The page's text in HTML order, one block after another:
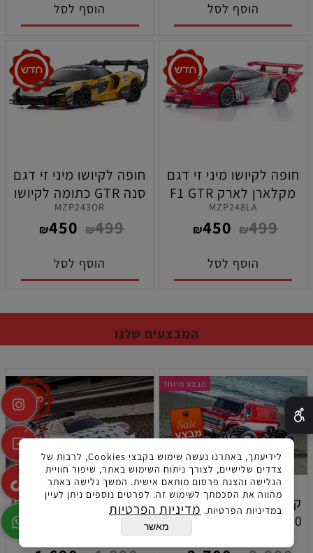
הוסף לסל הוסף לסל
חופה לקיושו מיני זי דגם
מקלארן לארק F1 GTR
LM 1997 לקיושו מיני זי
2X4
MZP248LA
₪499
₪450
הוסף לסל
חופה לקיושו מיני זי דגם
סנה GTR כתומה לקיושו
MZP243OR
₪499
₪450
הוסף לסל
המבצעים שלנו
מבצע מיוחד
קיושו מאד ואן בראשלס -
1/10 4X4 מאנסטר טראק
חשמלית מוכנה לנסיעה (
קיושו פייזר MK2 FZ02-D
1/10 כביש חשמלית דגם
טויוטה סופרה A80 מוכנה
✕
לידיעתך, באתרנו נעשה שימוש בקבצי Cookies, לרבות של
צדדים שלישיים, לצורך ניתוח השימוש באתר, שיפור חוויית
הגלישה והצגת פרסום מותאם אישית. המשך גלישה באתר
מהווה את הסכמתך לשימוש זה. לפרטים נוספים ניתן לעיין
במדיניות הפרטיות. מדיניות הפרטיות
מאשר